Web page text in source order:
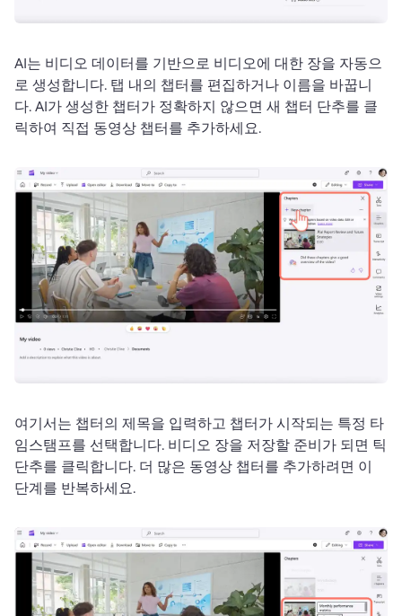
AI는 비디오 데이터를 기반으로 비디오에 대한 장을 자동으
로 생성합니다. 탭 내의 챕터를 편집하거나 이름을 바꿉니
다. AI가 생성한 챕터가 정확하지 않으면 새 챕터 단추를 클
릭하여 직접 동영상 챕터를 추가하세요.
여기서는 챕터의 제목을 입력하고 챕터가 시작되는 특정 타
임스탬프를 선택합니다. 비디오 장을 저장할 준비가 되면 틱
단추를 클릭합니다. 더 많은 동영상 챕터를 추가하려면 이
단계를 반복하세요.